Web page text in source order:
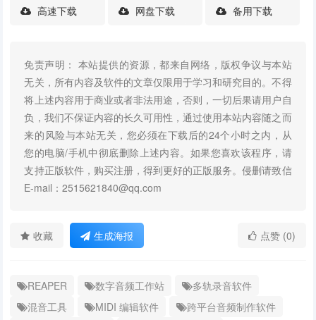
高速下载 网盘下载 备用下载
免责声明： 本站提供的资源，都来自网络，版权争议与本站
无关，所有内容及软件的文章仅限用于学习和研究目的。不得
将上述内容用于商业或者非法用途，否则，一切后果请用户自
负，我们不保证内容的长久可用性，通过使用本站内容随之而
来的风险与本站无关，您必须在下载后的24个小时之内，从
您的电脑/手机中彻底删除上述内容。如果您喜欢该程序，请
支持正版软件，购买注册，得到更好的正版服务。侵删请致信
E-mail：2515621840@qq.com
收藏 生成海报 点赞 (0)
REAPER 数字音频工作站
多轨录音软件
混音工具
MIDI 编辑软件
跨平台音频制作软件